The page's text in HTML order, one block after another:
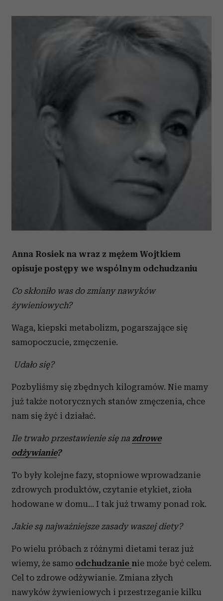
Anna Rosiek na wraz z mężem Wojtkiem
opisuje postępy we wspólnym odchudzaniu
Co skłoniło was do zmiany nawyków
żywieniowych?
Waga, kiepski metabolizm, pogarszające się
samopoczucie, zmęczenie.
Udało się?
Pozbyliśmy się zbędnych kilogramów. Nie mamy
już także notorycznych stanów zmęczenia, chce
nam się żyć i działać.
Ile trwało przestawienie się na zdrowe
odżywianie?
To były kolejne fazy, stopniowe wprowadzanie
zdrowych produktów, czytanie etykiet, zioła
hodowane w domu... I tak już trwamy ponad rok.
Jakie są najważniejsze zasady waszej diety?
Po wielu próbach z różnymi dietami teraz już
wiemy, że samo odchudzanie nie może być celem.
Cel to zdrowe odżywianie. Zmiana złych
nawyków żywieniowych i przestrzeganie kilku